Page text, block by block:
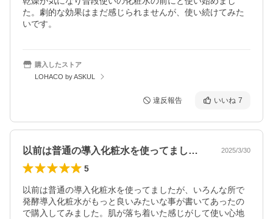
た。劇的な効果はまだ感じられませんが、使い続けてみた
いです。
購入したストア
LOHACO by ASKUL
違反報告 いいね 7
以前は普通の導入化粧水を使ってましたが… 2025/3/30
5
以前は普通の導入化粧水を使ってましたが、いろんな所で
発酵導入化粧水がもっと良いみたいな事が書いてあったの
で購入してみました。肌が落ち着いた感じがして使い心地